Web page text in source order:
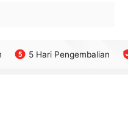
5 Hari Pengembalian